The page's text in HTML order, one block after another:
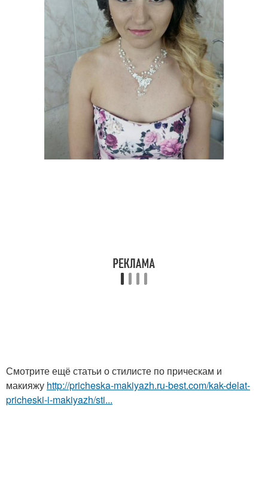
Смотрите ещё статьи о стилисте по прическам и
макияжу http://pricheska-makiyazh.ru-best.com/kak-delat-
pricheski-i-makiyazh/sti...